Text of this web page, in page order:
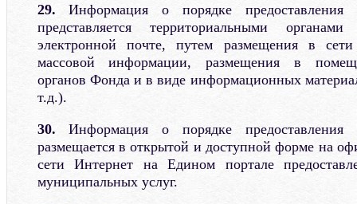
29. Информация о порядке предоставления
представляется территориальными
электронной почте, путем размещения в
массовой информации, размещения в
органов Фонда и в виде информационных
т.д.).
30.Информация о порядке предоставления
размещается в открытой и доступной форме на
сети Интернет на Едином портале
муниципальных услуг.